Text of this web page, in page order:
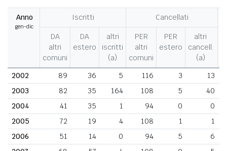
Anno
gen-dic
Iscritti
Cancellati
DA
altri
comuni
DA
estero
altri
iscritti
(a)
PER
altri
comuni
PER
estero
altri
cancell.
(a)
2002
89 36 5 116 3
13
2003
82 35 164 108 5
40
2004
41 35 1 94 0
0
2005
72 19 4 108 1
1
2006
51 14 0 94 5
6